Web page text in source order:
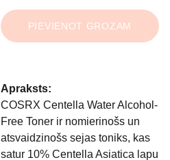
PIEVIENOT GROZAM
Apraksts:
COSRX Centella Water Alcohol-
Free Toner ir nomierinošs un
atsvaidzinošs sejas toniks, kas
satur 10% Centella Asiatica lapu